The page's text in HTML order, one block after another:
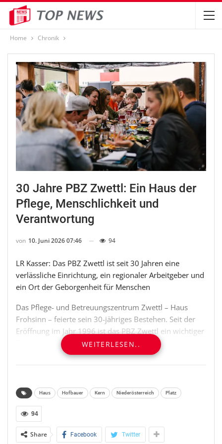
Home Chronik
30 Jahre PBZ Zwettl: Ein Haus der
Pflege, Menschlichkeit und
Verantwortung
von 10. Juni 2026 07:46 94
LR Kasser: Das PBZ Zwettl ist seit 30 Jahren eine
verlässliche Einrichtung, ein regionaler Arbeitgeber und
ein Ort der Geborgenheit für Menschen
Das Pflege- und Betreuungszentrum Zwettl – Haus
Frohsinn – feierte sein 30-jähriges Bestehen. Seit der
Eröffnung im Jahr 1996 ist das PBZ Zwettl ein wichtiger
Bestandteil der regionalen Pflege- und
Betreuungslandschaft. Heute bietet das Haus 103
Bewohnerinnen und Bewohnern Platz und umfasst
Übergangspflege sowie einen psychosozialen
Im Mittelpunkt der Jubiläumsfeier standen nicht nur
drei Jahrzehnte Hausgeschichte, sondern vor allem jene
WEITERLESEN..
Haus Hofbauer Kern Niederösterreich Platz
94
Share Facebook Twitter